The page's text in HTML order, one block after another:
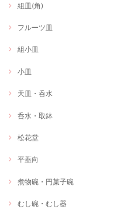
組皿(角)
フルーツ皿
組小皿
小皿
天皿・呑水
呑水・取鉢
松花堂
平蓋向
煮物碗・円菓子碗
むし碗・むし器